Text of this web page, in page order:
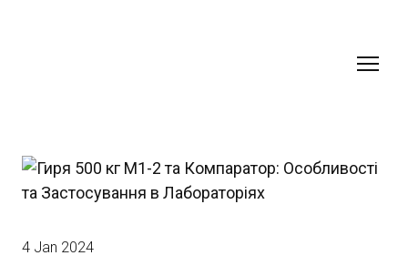
4 Jan 2024